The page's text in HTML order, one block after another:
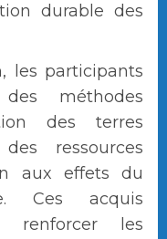
durable des
les participants
méthodes
des terres
ressources
aux effets du
Ces acquis
renforcer les